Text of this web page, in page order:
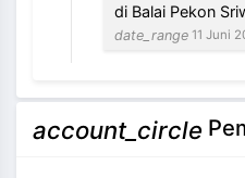
di Balai Pekon
date_range 11 Juni
account_circle
NEVI